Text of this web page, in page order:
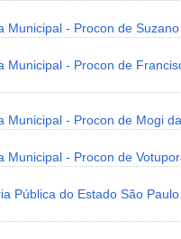
Municipal - Procon de Suzano
Municipal - Procon de
Municipal - Procon de Mogi
Municipal - Procon de
Pública do Estado São Paulo